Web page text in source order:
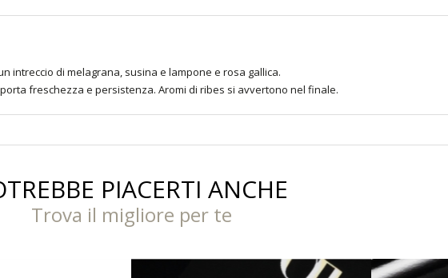
intreccio di melagrana, susina e lampone e rosa gallica.
freschezza e persistenza. Aromi di ribes si avvertono nel finale.
PIACERTI ANCHE
Trova il migliore per te